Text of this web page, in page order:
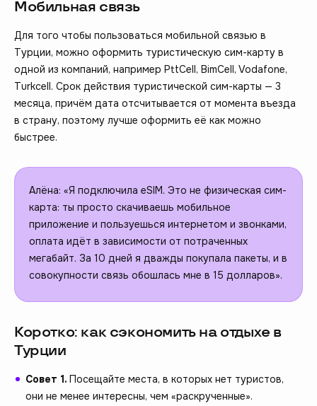
Мобильная связь
Для того чтобы пользоваться мобильной связью в
Турции, можно оформить туристическую сим-карту в
одной из компаний, например PttCell, BimCell, Vodafone,
Turkcell. Срок действия туристической сим-карты — 3
месяца, причём дата отсчитывается от момента въезда
в страну, поэтому лучше оформить её как можно
быстрее.
Алёна: «Я подключила еSIM. Это не физическая сим-
карта: ты просто скачиваешь мобильное
приложение и пользуешься интернетом и звонками,
оплата идёт в зависимости от потраченных
мегабайт. За 10 дней я дважды покупала пакеты, и в
совокупности связь обошлась мне в 15 долларов».
Коротко: как сэкономить на отдыхе в
Турции
Совет 1. Посещайте места, в которых нет туристов,
они не менее интересны, чем «раскрученные».